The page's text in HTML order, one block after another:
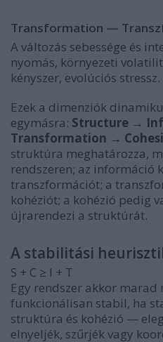
Transformation —
A változás sebessége és
nyomás, környezeti
kényszer, evolúciós stressz.
Ezek a dimenziók
egymásra: Structure →
Transformation →
struktúra meghatározza,
rendszeren; az információ
transzformációt; a
kohéziót; a kohézió pedig
újrarendezi a struktúrát.
A stabilitási
S + C ≥ I + T
Egy rendszer akkor
funkcionálisan stabil, ha
struktúra és kohézió —
elnyeljék, szűrjék vagy